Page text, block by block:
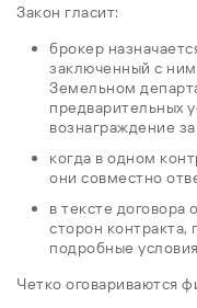
Закон гласит:
брокер
заключенный с
Земельном
предварительных
вознаграждение
когда в одном
они совместно
в тексте договора
сторон контракта,
подробные
Четко оговариваются